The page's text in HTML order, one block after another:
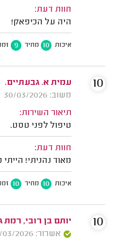
חוות דעת:
היה על הכיפאק!
איכות 10 מחיר 9
עמית א. גבעתיים.
משוב: 30/03/2026
תיאור השירות:
טיפול לפני טסט.
חוות דעת:
מאוד נהניתי!
איכות 10 מחיר 10
10
יותם בן רובי, רמת
אשרור: 30/03/2026
10